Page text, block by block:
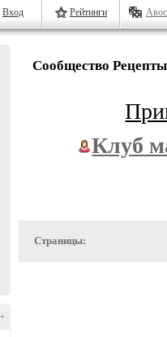
Вход Рейтинги
-
Сообщество
Клуб
Страницы: